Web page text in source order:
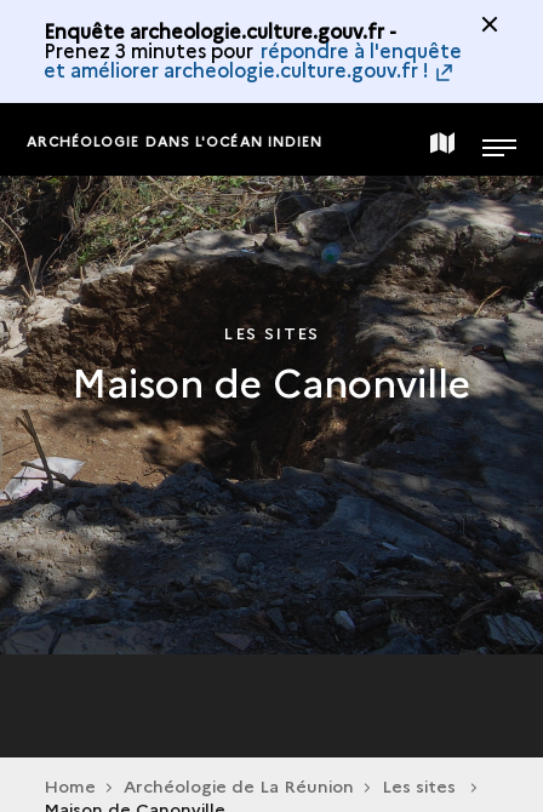
Enquête archeologie.culture.gouv.fr -
Prenez 3 minutes pour répondre à l'enquête
et améliorer archeologie.culture.gouv.fr !
ARCHÉOLOGIE DANS L'OCÉAN INDIEN CARTE
DE
LA
COLLECTION
MENU
LES SITES
Maison de Canonville
Home Archéologie de La Réunion
Les sites